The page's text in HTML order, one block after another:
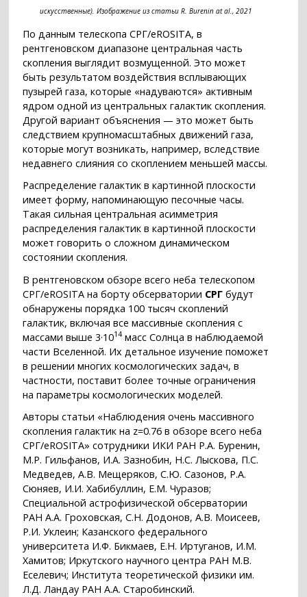
искусственные). Изображение из статьи R. Burenin at al., 2021
По данным телескопа СРГ/eROSITA, в
рентгеновском диапазоне центральная часть
скопления выглядит возмущенной. Это может
быть результатом воздействия всплывающих
пузырей газа, которые «надуваются» активным
ядром одной из центральных галактик скопления.
Другой вариант объяснения — это может быть
следствием крупномасштабных движений газа,
которые могут возникать, например, вследствие
недавнего слияния со скоплением меньшей массы.
Распределение галактик в картинной плоскости
имеет форму, напоминающую песочные часы.
Такая сильная центральная асимметрия
распределения галактик в картинной плоскости
может говорить о сложном динамическом
состоянии скопления.
В рентгеновском обзоре всего неба телескопом
СРГ/eROSITA на борту обсерватории СРГ будут
обнаружены порядка 100 тысяч скоплений
галактик, включая все массивные скопления с
массами выше 3·1014 масс Солнца в наблюдаемой
части Вселенной. Их детальное изучение поможет
в решении многих космологических задач, в
частности, поставит более точные ограничения
на параметры космологических моделей.
Авторы статьи «Наблюдения очень массивного
скопления галактик на z=0.76 в обзоре всего неба
СРГ/eROSITA» сотрудники ИКИ РАН Р.А. Буренин,
М.Р. Гильфанов, И.А. Зазнобин, Н.С. Лыскова, П.С.
Медведев, А.В. Мещеряков, С.Ю. Сазонов, Р.А.
Сюняев, И.И. Хабибуллин, Е.М. Чуразов;
Специальной астрофизической обсерватории
РАН А.А. Гроховская, С.Н. Додонов, А.В. Моисеев,
Р.И. Уклеин; Казанского федерального
университета И.Ф. Бикмаев, Е.Н. Иртуганов, И.М.
Хамитов; Иркутского научного центра РАН М.В.
Еселевич; Института теоретической физики им.
Л.Д. Ландау РАН А.А. Старобинский.